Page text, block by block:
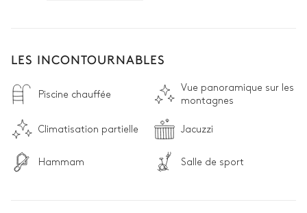
LES INCONTOURNABLES
Piscine chauffée
Vue panoramique sur les
montagnes
Climatisation partielle Jacuzzi
Hammam Salle de sport